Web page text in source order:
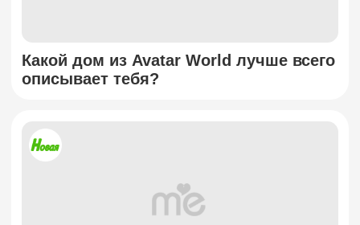
Какой дом из Avatar World лучше всего
описывает тебя?